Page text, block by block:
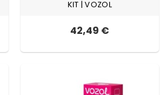
KIT | VOZOL
42,49 €